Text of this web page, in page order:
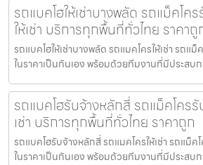
รถแบคโฮให้เช่าบางพลัด รถแม็คโค
ให้เช่า บริการทุกพื้นที่ทั่วไทย ราคาถู
รถแบคโฮให้เช่าบางพลัด รถแมคโครให้เช่า รถแ
ในราคาเป็นกันเอง พร้อมด้วยทีมงานที่มีประสบ
รถแบคโฮรับจ้างหลักสี่ รถแม็คโครรั
เช่า บริการทุกพื้นที่ทั่วไทย ราคาถูก
รถแบคโฮรับจ้างหลักสี่ รถแมคโครให้เช่า รถแม็ค
ในราคาเป็นกันเอง พร้อมด้วยทีมงานที่มีประสบ